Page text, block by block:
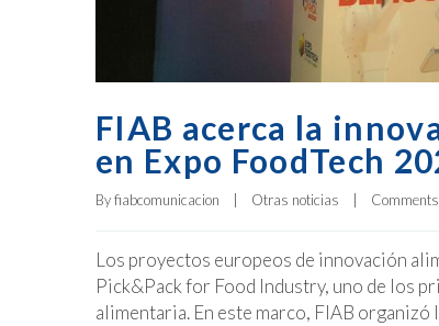
FIAB acerca la
en Expo FoodTech
By fiabcomunicacion Otras noticias
Los proyectos europeos de innovación
Pick&Pack for Food Industry, uno de los
alimentaria. En este marco, FIAB organizó